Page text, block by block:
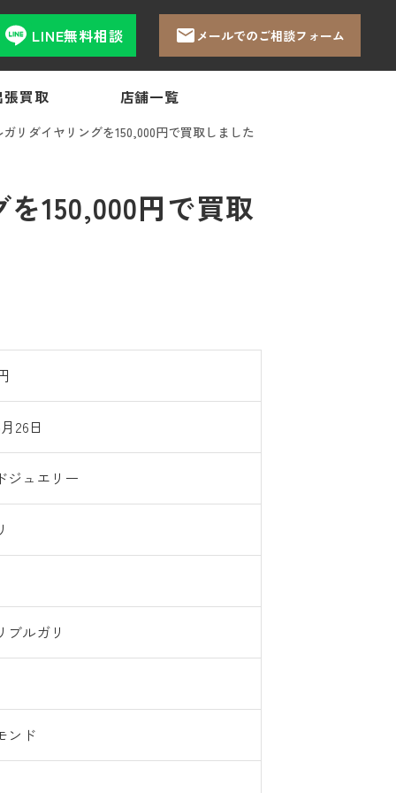
LINE無料相談 メールでのご相談フォーム
張買取 店舗一覧
リダイヤリングを150,000円で買取しました
150,000円で買取
26日
ジュエリー
ブルガリ
ンド